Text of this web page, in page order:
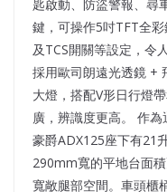
匙啟動、防盜警報、尋
鍵，可操作5吋TFT全
及TCS開關等設定，令
採用歐司朗遠光透鏡 +
大燈，搭配V形日行燈
廣，辨識度更高。 作為
豪爵ADX125座下有21
290mm寬的平地台面
寬敞腿部空間。車頭櫃